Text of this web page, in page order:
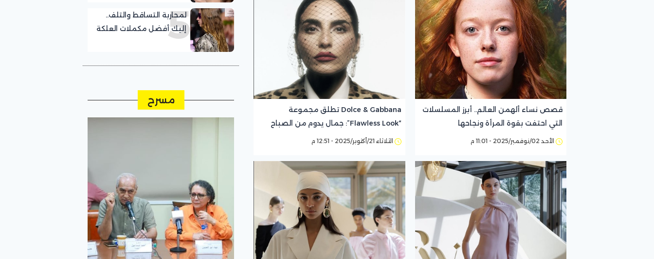
قصص نساء ألهمن العالم.. أبرز المسلسلات
التي احتفت بقوة المرأة ونجاحها
الأحد 02/نوفمبر/2025 - 11:01 م
Dolce & Gabbana تطلق مجموعة
“Flawless Look”: جمال يدوم من الصباح
حتى المساء
الثلاثاء 21/أكتوبر/2025 - 12:51 م
5
لمحاربة التساقط والتلف..
إليك أفضل مكملات العلكة
مسرح